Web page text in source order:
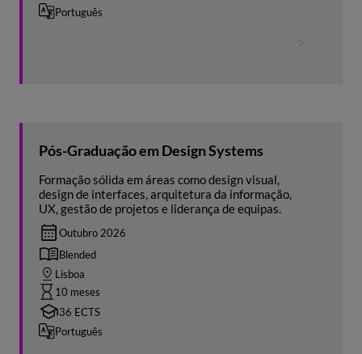
Português
Pós-Graduação em Design Systems
Formação sólida em áreas como design visual,
design de interfaces, arquitetura da informação,
UX, gestão de projetos e liderança de equipas.
Outubro 2026
Blended
Lisboa
10 meses
36 ECTS
Português